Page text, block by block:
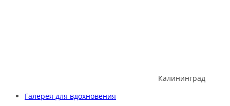
Калининград
Галерея для вдохновения